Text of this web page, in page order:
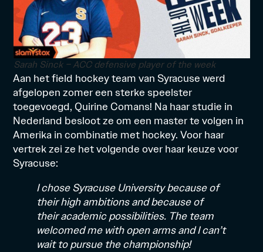
Sarah Sinck – ACC defensive player of the week
Aan het field hockey team van Syracuse werd
afgelopen zomer een sterke speelster
toegevoegd, Quirine Comans! Na haar studie in
Nederland besloot ze om een master te volgen in
Amerika in combinatie met hockey. Voor haar
vertrek zei ze het volgende over haar keuze voor
Syracuse:
I chose Syracuse University because of
their high ambitions and because of
their academic possibilities. The team
welcomed me with open arms and I can’t
wait to pursue the championship!